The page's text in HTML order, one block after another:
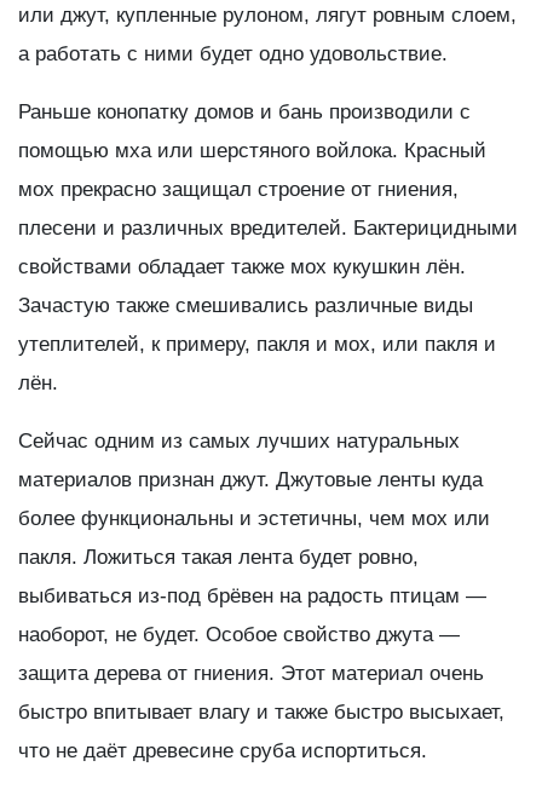
или джут, купленные рулоном, лягут ровным слоем,
а работать с ними будет одно удовольствие.
Раньше конопатку домов и бань производили с
помощью мха или шерстяного войлока. Красный
мох прекрасно защищал строение от гниения,
плесени и различных вредителей. Бактерицидными
свойствами обладает также мох кукушкин лён.
Зачастую также смешивались различные виды
утеплителей, к примеру, пакля и мох, или пакля и
лён.
Сейчас одним из самых лучших натуральных
материалов признан джут. Джутовые ленты куда
более функциональны и эстетичны, чем мох или
пакля. Ложиться такая лента будет ровно,
выбиваться из-под брёвен на радость птицам —
наоборот, не будет. Особое свойство джута —
защита дерева от гниения. Этот материал очень
быстро впитывает влагу и также быстро высыхает,
что не даёт древесине сруба испортиться.